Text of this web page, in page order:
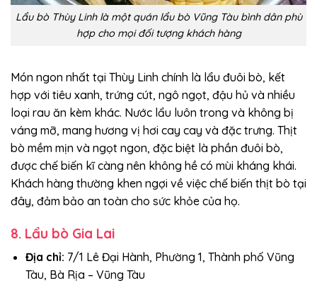
Lẩu bò Thùy Linh là một quán lẩu bò Vũng Tàu bình dân phù
hợp cho mọi đối tượng khách hàng
Món ngon nhất tại Thùy Linh chính là lẩu đuôi bò, kết
hợp với tiêu xanh, trứng cút, ngô ngọt, đậu hủ và nhiều
loại rau ăn kèm khác. Nước lẩu luôn trong và không bị
váng mỡ, mang hương vị hơi cay cay và đặc trưng. Thịt
bò mềm mịn và ngọt ngon, đặc biệt là phần đuôi bò,
được chế biến kĩ càng nên không hề có mùi kháng khái.
Khách hàng thường khen ngợi về việc chế biến thịt bò tại
đây, đảm bảo an toàn cho sức khỏe của họ.
8. Lẩu bò Gia Lai
Địa chỉ: 7/1 Lê Đại Hành, Phường 1, Thành phố Vũng
Tàu, Bà Rịa – Vũng Tàu